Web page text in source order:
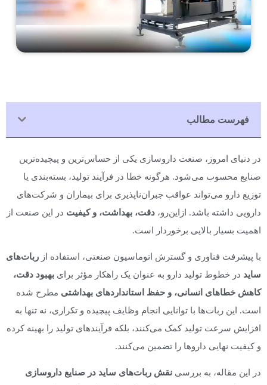
فهرست مطالب
در دنیای امروز، صنعت داروسازی یکی از حساس‌ترین و پیچیده‌ترین
صنایع محسوب می‌شود. هرگونه خطا در فرآیند تولید، بسته‌بندی یا
توزیع دارو می‌تواند عواقب جبران‌ناپذیری برای بیماران و شرکت‌های
دارویی داشته باشد. ازاین‌رو، دقت، بهداشت، و کیفیت در این صنعت از
اهمیت بسیار بالایی برخوردار است.
با پیشرفت فناوری و گسترش اتوماسیون صنعتی، استفاده از ربات‌های
ساید در خطوط تولید دارو به عنوان یک راهکار مؤثر برای بهبود دقت،
کاهش خطاهای انسانی، و حفظ استانداردهای بهداشتی مطرح شده
است. این ربات‌ها با توانایی انجام وظایف پیچیده و تکراری، نه تنها به
افزایش سرعت تولید کمک می‌کنند، بلکه فرآیندهای تولید را بهینه کرده
و کیفیت نهایی داروها را تضمین می‌کنند.
در این مقاله، به بررسی نقش ربات‌های ساید در صنایع داروسازی